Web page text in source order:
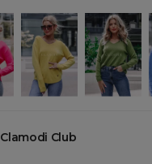
Clamodi Club